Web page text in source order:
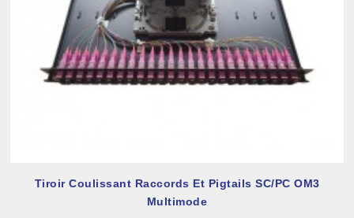
Tiroir Coulissant Raccords Et Pigtails SC/PC OM3
Multimode